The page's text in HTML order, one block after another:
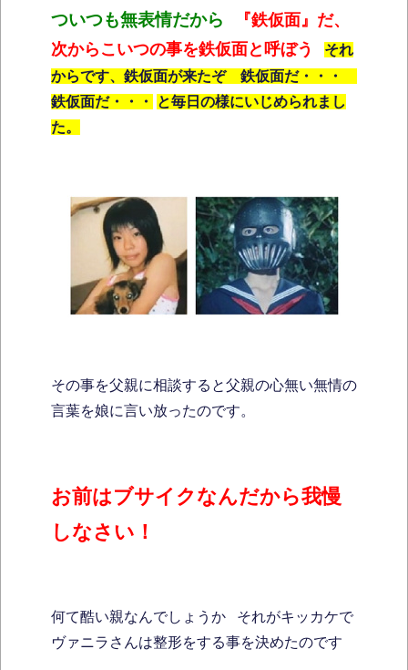
ついつも無表情だから
『鉄仮面』だ、
次からこいつの事を鉄仮面と呼ぼう
それ
からです、鉄仮面が来たぞ 鉄仮面だ・・・
鉄仮面だ・・・
と毎日の様にいじめられまし
た。
その事を父親に相談すると父親の心無い無情の
言葉を娘に言い放ったのです。
お前はブサイクなんだから我慢
しなさい！
何て酷い親なんでしょうか それがキッカケで
ヴァニラさんは整形をする事を決めたのです